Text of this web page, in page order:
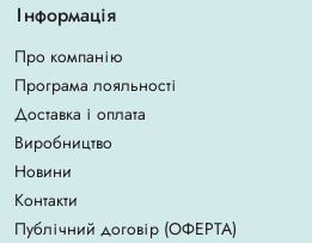
Інформація
Про компанію
Програма лояльності
Доставка і оплата
Виробництво
Новини
Контакти
Публічний договір (ОФЕРТА)